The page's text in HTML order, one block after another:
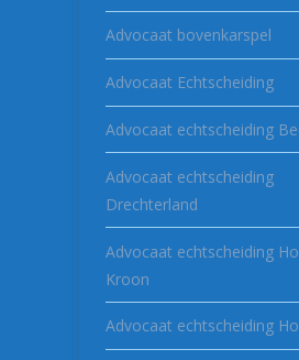
Advocaat bovenkarspel
Advocaat Echtscheiding
Advocaat echtscheiding
Advocaat echtscheiding
Drechterland
Advocaat echtscheiding
Kroon
Advocaat echtscheiding